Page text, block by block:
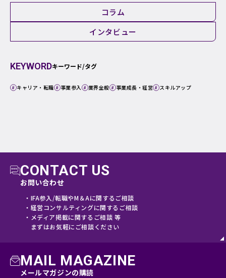
コラム
インタビュー
KEYWORDキーワード/タグ
キャリア・転職 事業参入 業界全般 事業成長・経営 スキルアップ
CONTACT US
お問い合わせ
・IFA参入/転職やM＆Aに関するご相談
・経営コンサルティングに関するご相談
・メディア掲載に関するご相談 等
まずはお気軽にご相談ください
MAIL MAGAZINE
メールマガジンの購読